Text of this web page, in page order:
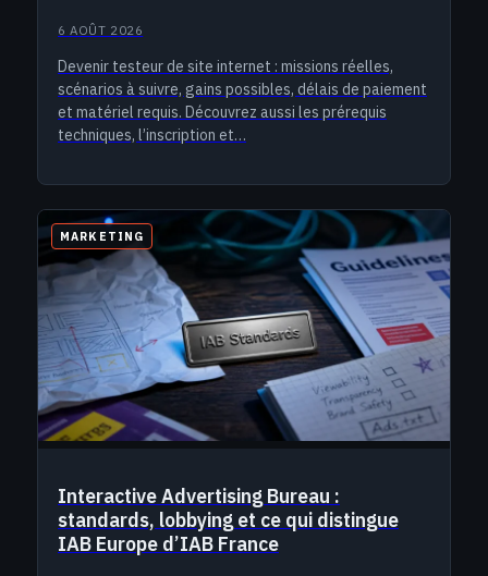
6 AOÛT 2026
Devenir testeur de site internet : missions réelles,
scénarios à suivre, gains possibles, délais de paiement
et matériel requis. Découvrez aussi les prérequis
techniques, l’inscription et…
MARKETING
Interactive Advertising Bureau :
standards, lobbying et ce qui distingue
IAB Europe d’IAB France